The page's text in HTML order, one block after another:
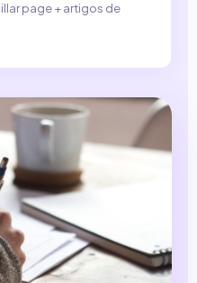
page + artigos de